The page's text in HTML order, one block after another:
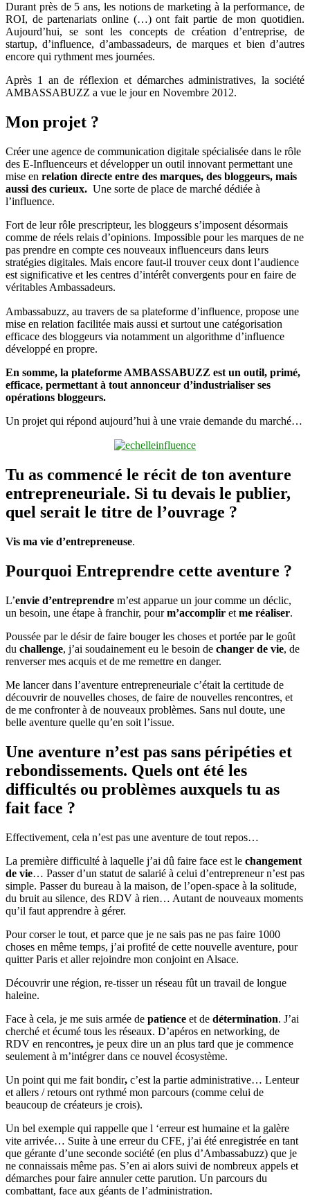
Durant près de 5 ans, les notions de marketing à la performance, de
ROI, de partenariats online (…) ont fait partie de mon quotidien.
Aujourd’hui, se sont les concepts de création d’entreprise, de
startup, d’influence, d’ambassadeurs, de marques et bien d’autres
encore qui rythment mes journées.
Après 1 an de réflexion et démarches administratives, la société
AMBASSABUZZ a vue le jour en Novembre 2012.
Mon projet ?
Créer une agence de communication digitale spécialisée dans le rôle
des E-Influenceurs et développer un outil innovant permettant une
mise en relation directe entre des marques, des bloggeurs, mais
aussi des curieux. Une sorte de place de marché dédiée à
l’influence.
Fort de leur rôle prescripteur, les bloggeurs s’imposent désormais
comme de réels relais d’opinions. Impossible pour les marques de ne
pas prendre en compte ces nouveaux influenceurs dans leurs
stratégies digitales. Mais encore faut-il trouver ceux dont l’audience
est significative et les centres d’intérêt convergents pour en faire de
véritables Ambassadeurs.
Ambassabuzz, au travers de sa plateforme d’influence, propose une
mise en relation facilitée mais aussi et surtout une catégorisation
efficace des bloggeurs via notamment un algorithme d’influence
développé en propre.
En somme, la plateforme AMBASSABUZZ est un outil, primé,
efficace, permettant à tout annonceur d’industrialiser ses
opérations bloggeurs.
Un projet qui répond aujourd’hui à une vraie demande du marché…
Tu as commencé le récit de ton aventure
entrepreneuriale. Si tu devais le publier,
quel serait le titre de l’ouvrage ?
Vis ma vie d’entrepreneuse.
Pourquoi Entreprendre cette aventure ?
L’envie d’entreprendre m’est apparue un jour comme un déclic,
un besoin, une étape à franchir, pourm’accomplir et me réaliser.
Poussée par le désir de faire bouger les choses et portée par le goût
du challenge, j’ai soudainement eu le besoin de changer de vie, de
renverser mes acquis et de me remettre en danger.
Me lancer dans l’aventure entrepreneuriale c’était la certitude de
découvrir de nouvelles choses, de faire de nouvelles rencontres, et
de me confronter à de nouveaux problèmes. Sans nul doute, une
belle aventure quelle qu’en soit l’issue.
Une aventure n’est pas sans péripéties et
rebondissements. Quels ont été les
difficultés ou problèmes auxquels tu as
fait face ?
Effectivement, cela n’est pas une aventure de tout repos…
La première difficulté à laquelle j’ai dû faire face est le changement
de vie… Passer d’un statut de salarié à celui d’entrepreneur n’est pas
simple. Passer du bureau à la maison, de l’open-space à la solitude,
du bruit au silence, des RDV à rien… Autant de nouveaux moments
qu’il faut apprendre à gérer.
Pour corser le tout, et parce que je ne sais pas ne pas faire 1000
choses en même temps, j’ai profité de cette nouvelle aventure, pour
quitter Paris et aller rejoindre mon conjoint en Alsace.
Découvrir une région, re-tisser un réseau fût un travail de longue
haleine.
Face à cela, je me suis armée de patience et de détermination. J’ai
cherché et écumé tous les réseaux. D’apéros en networking, de
RDV en rencontres, je peux dire un an plus tard que je commence
seulement à m’intégrer dans ce nouvel écosystème.
Un point qui me fait bondir, c’est la partie administrative… Lenteur
et allers / retours ont rythmé mon parcours (comme celui de
beaucoup de créateurs je crois).
Un bel exemple qui rappelle que l ‘erreur est humaine et la galère
vite arrivée… Suite à une erreur du CFE, j’ai été enregistrée en tant
que gérante d’une seconde société (en plus d’Ambassabuzz) que je
ne connaissais même pas. S’en ai alors suivi de nombreux appels et
démarches pour faire annuler cette parution. Un parcours du
combattant, face aux géants de l’administration.